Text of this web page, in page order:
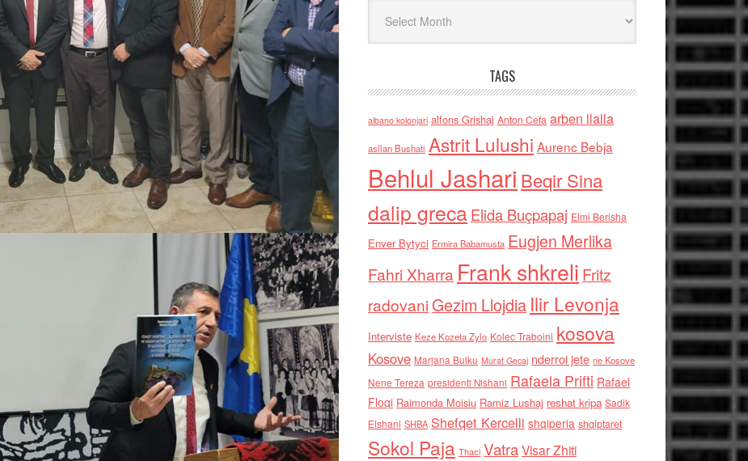
TAGS
albano kolonjari alfons Grishaj Anton Cefa arben llalla
asllan Bushati Astrit Lulushi Aurenc Bebja
Behlul Jashari Beqir Sina
dalip grecaElida Buçpapaj Elmi Berisha
Enver Bytyci Ermira Babamusta Eugjen Merlika
Fahri Xharra Frank shkreli Fritz
radovaniGezim Llojdia Ilir Levonja
Interviste Keze Kozeta Zylo Kolec Traboini kosova
Kosove Marjana Bulku Murat Gecaj nderroi jete ne Kosove
Nene Tereza presidenti Nishani Rafaela Prifti Rafael
Floqi Raimonda Moisiu Ramiz Lushaj reshat kripa Sadik
Elshani SHBA Shefqet Kercelli shqiperia shqiptaret
Sokol Paja Thaci VatraVisar Zhiti